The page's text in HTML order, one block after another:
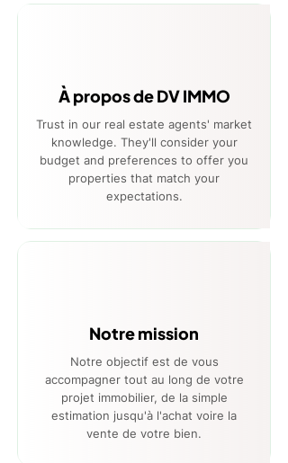
À propos de DV IMMO
Trust in our real estate agents' market
knowledge. They'll consider your
budget and preferences to offer you
properties that match your
expectations.
Notre mission
Notre objectif est de vous
accompagner tout au long de votre
projet immobilier, de la simple
estimation jusqu'à l'achat voire la
vente de votre bien.